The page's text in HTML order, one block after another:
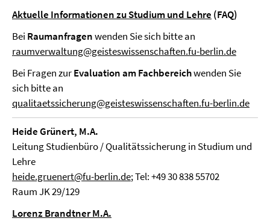
Aktuelle Informationen zu Studium und Lehre (FAQ)
Bei Raumanfragenwenden Sie sich bitte an
raumverwaltung@geisteswissenschaften.fu-berlin.de
Bei Fragen zurEvaluation am Fachbereichwenden Sie
sich bitte an
qualitaetssicherung@geisteswissenschaften.fu-berlin.de
Heide Grünert, M.A.
Leitung Studienbüro / Qualitätssicherung in Studium und
Lehre
heide.gruenert@fu-berlin.de; Tel: +49 30 838 55702
Raum JK 29/129
Lorenz Brandtner M.A.